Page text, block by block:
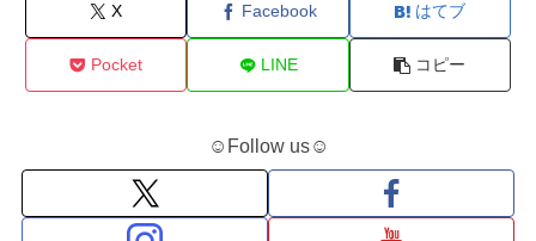
X Facebook はてブ
Pocket LINE コピー
☺Follow us☺